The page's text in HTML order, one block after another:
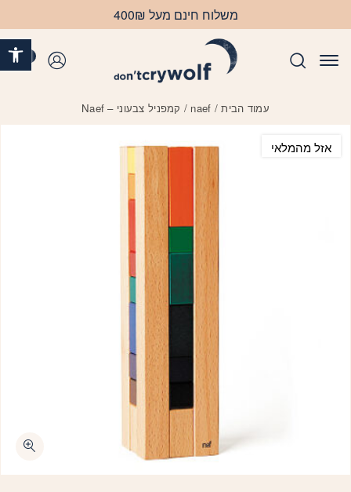
משלוח חינם מעל 400₪
עמוד הבית/
naef / קמפניל צבעוני – Naef
אזל מהמלאי